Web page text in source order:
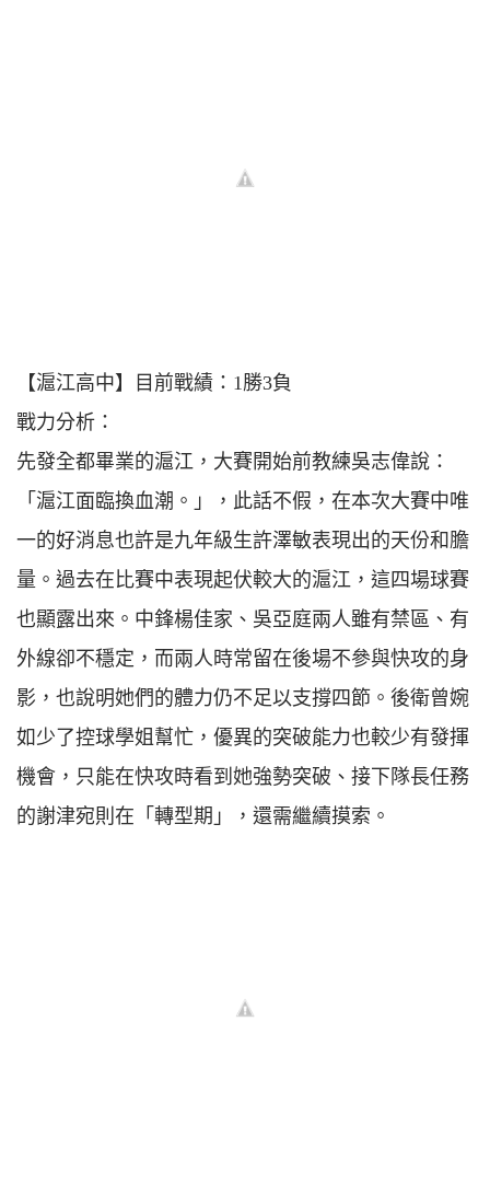
【滬江高中】目前戰績：1勝3負
戰力分析：
先發全都畢業的滬江，大賽開始前教練吳志偉說：
「滬江面臨換血潮。」，此話不假，在本次大賽中唯
一的好消息也許是九年級生許澤敏表現出的天份和膽
量。過去在比賽中表現起伏較大的滬江，這四場球賽
也顯露出來。中鋒楊佳家、吳亞庭兩人雖有禁區、有
外線卻不穩定，而兩人時常留在後場不參與快攻的身
影，也說明她們的體力仍不足以支撐四節。後衛曾婉
如少了控球學姐幫忙，優異的突破能力也較少有發揮
機會，只能在快攻時看到她強勢突破、接下隊長任務
的謝津宛則在「轉型期」，還需繼續摸索。